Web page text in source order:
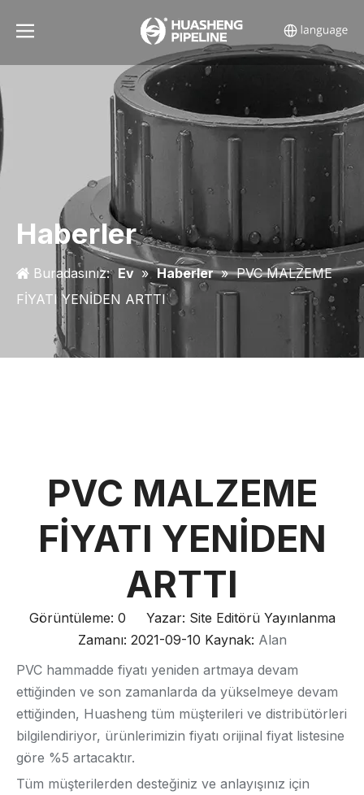
Haberler
Buradasınız: Ev » Haberler » PVC MALZEME
FİYATI YENİDEN ARTTI
PVC MALZEME
FİYATI YENİDEN
ARTTI
Görüntüleme: 0 Yazar: Site Editörü Yayınlanma
Zamanı: 2021-09-10 Kaynak: Alan
PVC hammadde fiyatı yeniden artmaya devam
ettiğinden ve son zamanlarda da yükselmeye devam
ettiğinden, Huasheng tüm müşterileri ve distribütörleri
bilgilendiriyor, ürünlerimizin fiyatı orijinal fiyat listesine
göre %5 artacaktır.
Tüm müşterilerden desteğiniz ve anlayışınız için